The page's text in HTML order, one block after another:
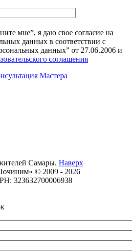
мне”, я даю свое согласие на
данных в соответствии с
данных” от 27.06.2006 и
соглашения
Мастера
Самары. Наверх
© 2009 - 2026
323632700006938